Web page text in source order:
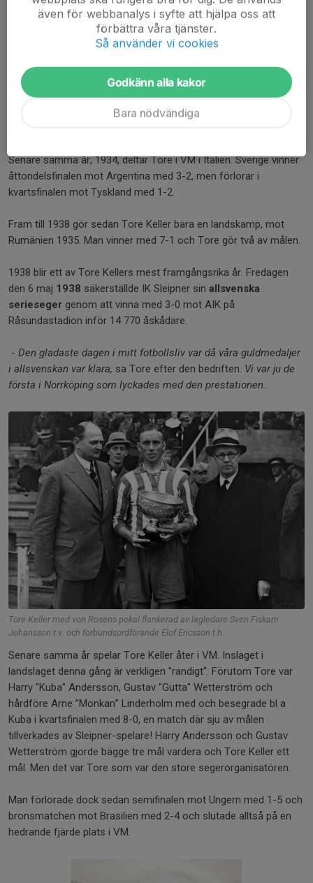
Senare samma år, 1934, deltar Tore i VM i Italien. Sverige vinner
åttondelsfinalen mot Argentina med 3-2, men förlorar i
kvartsfinalen mot Tyskland med 1-2.
Fram till 1938 gör sedan Tore Keller bara en landskamp, mot
Rumänien 1935. Man vinner med 7-1 och Tore gör två av målen.
1938 blir ett av Tore Kellers mest framgångsrika år. Fredagen
den 6 maj 1938 säkerställde IK Sleipner sin allsvenska
serieseger genom att vinna med 3-0 mot AIK på
Råsundastadion inför 14 770 åskådare.
- Den gladaste dagen i mitt fotbollsliv var då våra guldmedaljer
i allsvenskan var klara, sa Tore efter den bedriften. Vi var ju de
första i Norrköping som lyckades med den prestationen.
Tore Keller med von Rosens pokal flankerad av lagledare Sven Fiskarn
Johansson t.v. och förbundsordförande Elof Ericsson t.h.
Senare samma år spelar Tore Keller åter i VM. Inslaget i
landslaget denna gång är verkligen "randigt". Förutom Tore var
Harry "Kuba" Andersson, Gustav "Gutta" Wetterström och
hårdföre Arne ”Monkan” Linderholm med och besegrade bl a
Kuba i kvartsfinalen med 8-0, en match där sju av målen
tillverkades av Sleipner-spelare! Harry Andersson och Gustav
Wetterström gjorde bägge tre mål vardera och Tore Keller ett
mål. Men det var Tore som var den store segerorganisatören.
Man förlorade dock sedan semifinalen mot Ungern med 1-5 och
bronsmatchen mot Brasilien med 2-4 och slutade alltså på en
hedrande fjärde plats i VM.
även för webbanalys i syfte att hjälpa oss att
förbättra våra tjänster.
Så använder vi cookies
Godkänn alla kakor
Bara nödvändiga